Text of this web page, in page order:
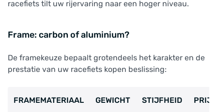
racefiets tilt uw rijervaring naar een hoger niveau.
Frame: carbon of aluminium?
De framekeuze bepaalt grotendeels het karakter en de
prestatie van uw racefiets kopen beslissing:
FRAMEMATERIAAL GEWICHT STIJFHEID PRIJS